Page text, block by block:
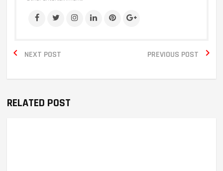
NEXT POST
 PREVIOUS POST 
RELATED POST